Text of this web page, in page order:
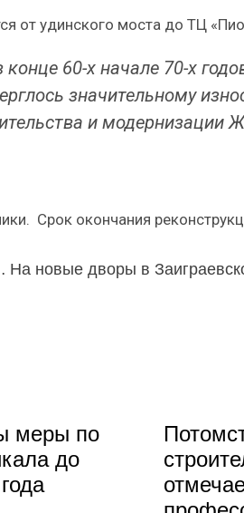
от удинского моста до ТЦ
60-х начале 70-х
значительному
и модернизации
Срок окончания
район
меры по
до